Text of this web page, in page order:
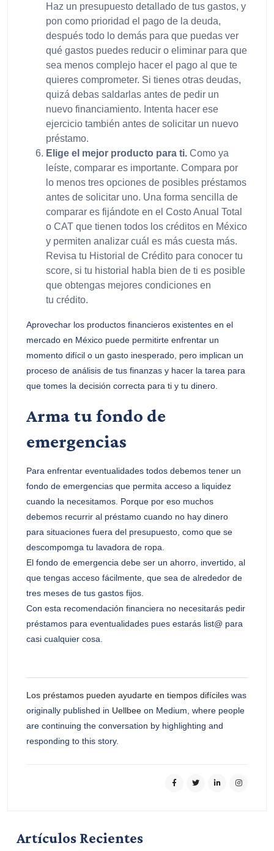
Haz un presupuesto detallado de tus gastos, y
pon como prioridad el pago de la deuda,
después todo lo demás para que puedas ver
qué gastos puedes reducir o eliminar para que
sea menos complejo hacer el pago al que te
quieres comprometer. Si tienes otras deudas,
quizá debas saldarlas antes de pedir un
nuevo financiamiento. Intenta hacer ese
ejercicio también antes de solicitar un nuevo
préstamo.
Elige el mejor producto para ti. Como ya
leíste, comparar es importante. Compara por
lo menos tres opciones de posibles préstamos
antes de solicitar uno. Una forma sencilla de
comparar es fijándote en el Costo Anual Total
o CAT que tienen todos los créditos en México
y permiten analizar cuál es más cuesta más.
Revisa tu Historial de Crédito para conocer tu
score, si tu historial habla bien de ti es posible
que obtengas mejores condiciones en
tu crédito.
Aprovechar los productos financieros existentes en el
mercado en México puede permitirte enfrentar un
momento difícil o un gasto inesperado, pero implican un
proceso de análisis de tus finanzas y hacer la tarea para
que tomes la decisión correcta para ti y tu dinero.
Arma tu fondo de
emergencias
Para enfrentar eventualidades todos debemos tener un
fondo de emergencias que permita acceso a liquidez
cuando la necesitamos. Porque por eso muchos
debemos recurrir al préstamo cuando no hay dinero
para situaciones fuera del presupuesto, como que se
descompomga tu lavadora de ropa.
El fondo de emergencia debe ser un ahorro, invertido, al
que tengas acceso fácilmente, que sea de alrededor de
tres meses de tus gastos fijos.
Con esta recomendación financiera no necesitarás pedir
préstamos para eventualidades pues estarás list@ para
casi cualquier cosa.
Los préstamos pueden ayudarte en tiempos difíciles was
originally published in Uellbee on Medium, where people
are continuing the conversation by highlighting and
responding to this story.
Artículos Recientes